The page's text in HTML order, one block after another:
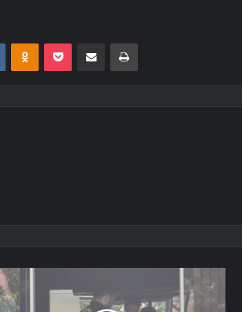
VKontakteOdnoklassniki
Pocket E-Posta ile paylaş Yazdır